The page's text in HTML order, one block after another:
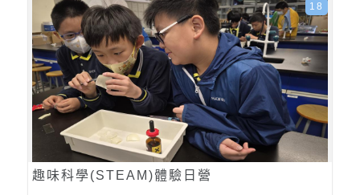
趣味科學(STEAM)體驗日營
18